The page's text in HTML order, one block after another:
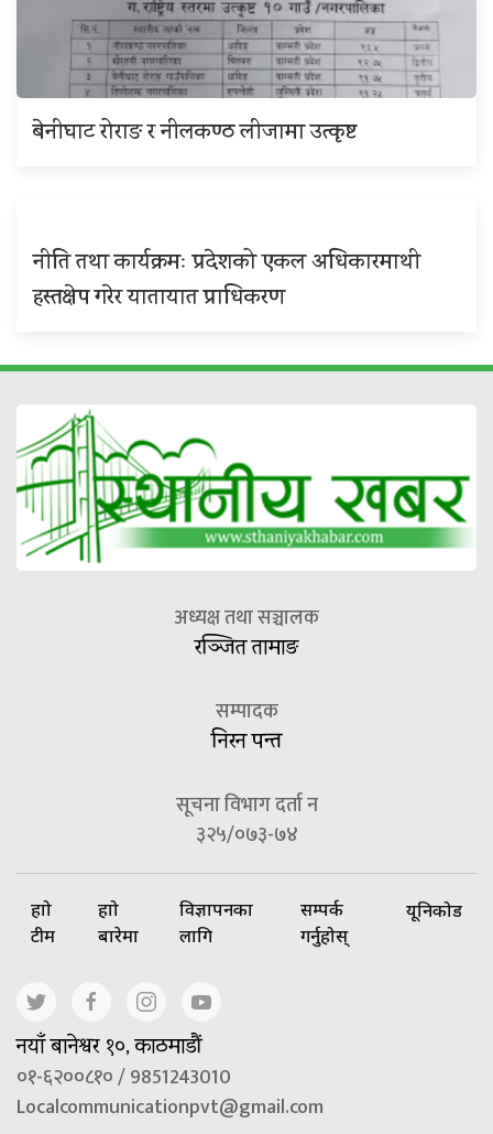
बेनीघाट रोराङ र नीलकण्ठ लीजामा उत्कृष्ट
नीति तथा कार्यक्रमः प्रदेशको एकल अधिकारमाथी
हस्तक्षेप गरेर यातायात प्राधिकरण
अध्यक्ष तथा सञ्चालक
रञ्जित तामाङ
सम्पादक
निरन पन्त
सूचना विभाग दर्ता न
३२५/०७३-७४
हाम्रो
टीम
हाम्रो
बारेमा
विज्ञापनका
लागि
सम्पर्क
गर्नुहोस्
यूनिकोड
नयाँ बानेश्वर १०, काठमाडौं
०१-६२००८१० / 9851243010
Localcommunicationpvt@gmail.com